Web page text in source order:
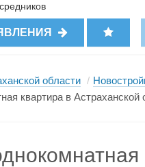
области /
квартира в